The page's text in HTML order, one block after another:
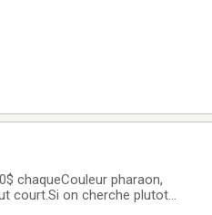
chaqueCouleur pharaon,
court.Si on cherche plutot